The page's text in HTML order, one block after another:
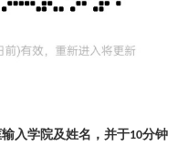
入学院及姓名，并于10分钟